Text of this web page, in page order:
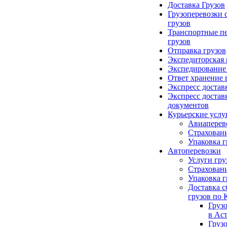
Доставка Грузов
Грузоперевозки
грузов
Транспортные
грузов
Отправка грузов
Экспедиторская
Экспедирование
Ответ хранение
Экспресс
Экспресс
документов
Курьерские
Упаковка
Автоперевозки
Услуги
Упаковка
Доставка
грузов по
в